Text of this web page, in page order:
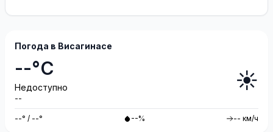
Погода в Висагинасе
--°C
Недоступно
--
☀️
--° / --° --% -- км/ч